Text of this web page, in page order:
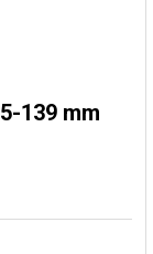
139 mm